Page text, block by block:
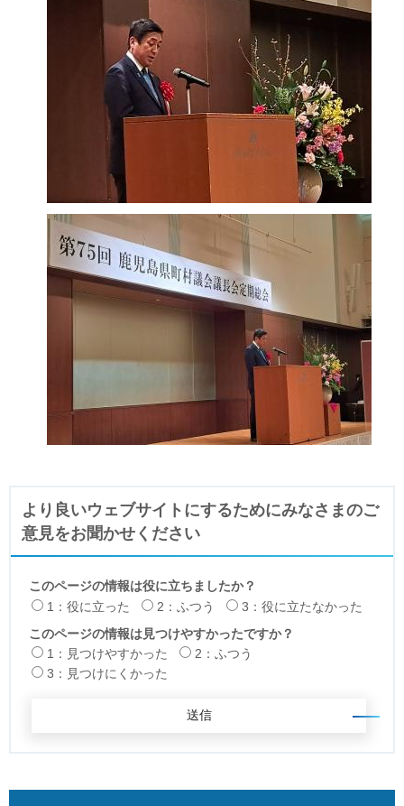
より良いウェブサイトにするためにみなさまのご
意見をお聞かせください
このページの情報は役に立ちましたか？
1：役に立った
2：ふつう
3：役に立たなかった
このページの情報は見つけやすかったですか？
1：見つけやすかった
2：ふつう
3：見つけにくかった